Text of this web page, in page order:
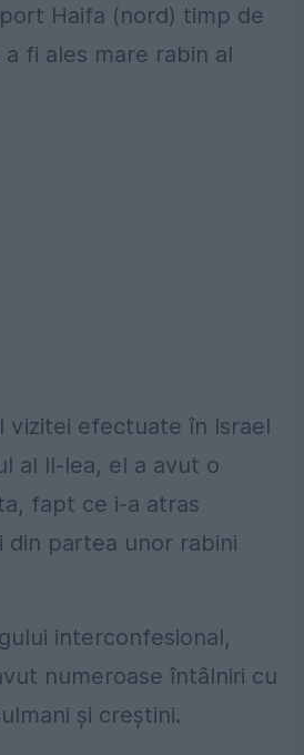
Haifa (nord) timp de
a fi ales mare rabin al
vizitei efectuate în Israel
al II-lea, el a avut o
fapt ce i-a atras
din partea unor rabini
interconfesional,
numeroase întâlniri cu
şi creştini.